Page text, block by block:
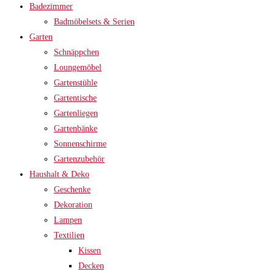
Badezimmer
Badmöbelsets & Serien
Garten
Schnäppchen
Loungemöbel
Gartenstühle
Gartentische
Gartenliegen
Gartenbänke
Sonnenschirme
Gartenzubehör
Haushalt & Deko
Geschenke
Dekoration
Lampen
Textilien
Kissen
Decken